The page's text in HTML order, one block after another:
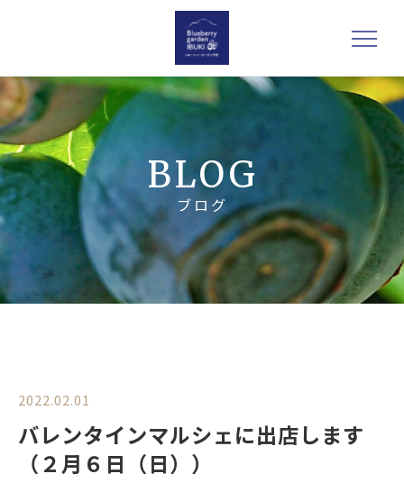
BLOG
ブログ
2022.02.01
バレンタインマルシェに出店します
（２月６日（日））